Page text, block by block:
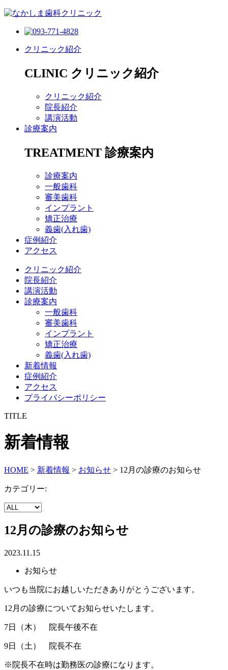
クリニック紹介
CLINIC クリニック紹介
クリニック紹介
院長紹介
講演活動
診療案内
TREATMENT 診療案内
診療案内
一般歯科
審美歯科
インプラント
矯正治療
義歯(入れ歯)
症例紹介
アクセス
クリニック紹介
院長紹介
講演活動
診療案内
一般歯科
審美歯科
インプラント
矯正治療
義歯(入れ歯)
新着情報
症例紹介
アクセス
プライバシーポリシー
TITLE
新着情報
HOME > 新着情報 > お知らせ > 12月の診療のお知らせ
カテゴリー:
12月の診療のお知らせ
2023.11.15
お知らせ
いつも当院にお越しいただきありがとうございます。
12月の診療についてお知らせいたします。
7日（木） 院長午後不在
9日（土） 院長不在
※院長不在時は勤務医の診療になります。